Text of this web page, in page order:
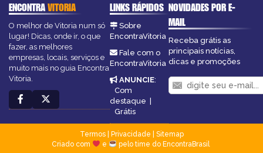
ENCONTRAVITORIA
O melhor de Vitoria num só
lugar! Dicas, onde ir, o que
fazer, as melhores
empresas, locais, serviços e
muito mais no guia Encontra
Vitoria.
LINKS RÁPIDOS
Sobre
EncontraVitoria
Fale com o
EncontraVitoria
ANUNCIE:
Com
destaque |
Grátis
NOVIDADES POR E-
MAIL
Receba grátis as
principais notícias,
dicas e promoções
Termos| Privacidade
Sitemap
Criado com
e pelo time do EncontraBrasil